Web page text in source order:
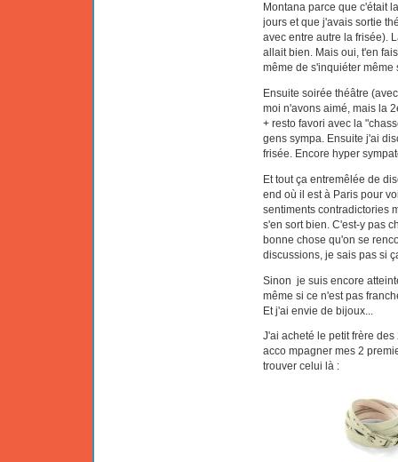
Montana parce que c'était
jours et que j'avais sortie
avec entre autre la frisée).
allait bien. Mais oui, t'en
même de s'inquiéter même
Ensuite soirée théâtre
moi n'avons aimé, mais la
+ resto favori avec la
gens sympa. Ensuite j'ai
frisée. Encore hyper
Et tout ça entremêlée de
end où il est à Paris pour
sentiments contradictories
s'en sort bien. C'est-y pas
bonne chose qu'on se
discussions, je sais pas si
Sinon je suis encore
même si ce n'est pas
Et j'ai envie de bijoux...
J'ai acheté le petit frère
acco mpagner mes 2
trouver celui là :